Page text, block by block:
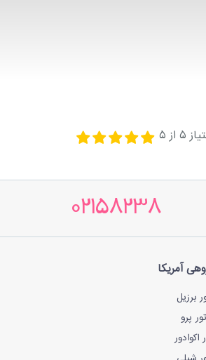
5 از5
02158238
آمریکا
برزیل
تور پرو
اکوادور